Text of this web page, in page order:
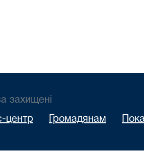
захищені
центр Громадянам